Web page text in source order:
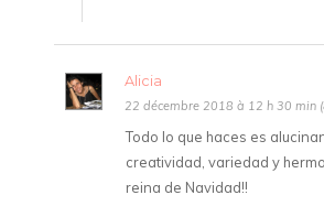
Alicia
22 décembre 2018 à 12 h 30 min
Todo lo que haces es
creatividad, variedad y
reina de Navidad!!